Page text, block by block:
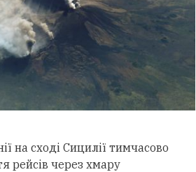
на сході Сицилії тимчасово
рейсів через хмару